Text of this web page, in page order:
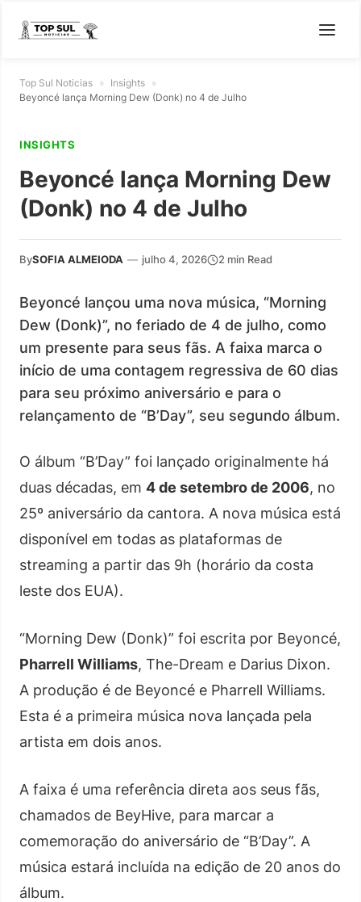
Top Sul Noticias » Insights »
Beyoncé lança Morning Dew (Donk) no 4 de Julho
INSIGHTS
Beyoncé lança Morning Dew
(Donk) no 4 de Julho
BySOFIA ALMEIODA — julho 4, 2026 2 min Read
Beyoncé lançou uma nova música, “Morning
Dew (Donk)”, no feriado de 4 de julho, como
um presente para seus fãs. A faixa marca o
início de uma contagem regressiva de 60 dias
para seu próximo aniversário e para o
relançamento de “B’Day”, seu segundo álbum.
O álbum “B’Day” foi lançado originalmente há
duas décadas, em 4 de setembro de 2006, no
25º aniversário da cantora. A nova música está
disponível em todas as plataformas de
streaming a partir das 9h (horário da costa
leste dos EUA).
“Morning Dew (Donk)” foi escrita por Beyoncé,
Pharrell Williams, The-Dream e Darius Dixon.
A produção é de Beyoncé e Pharrell Williams.
Esta é a primeira música nova lançada pela
artista em dois anos.
A faixa é uma referência direta aos seus fãs,
chamados de BeyHive, para marcar a
comemoração do aniversário de “B’Day”. A
música estará incluída na edição de 20 anos do
álbum.